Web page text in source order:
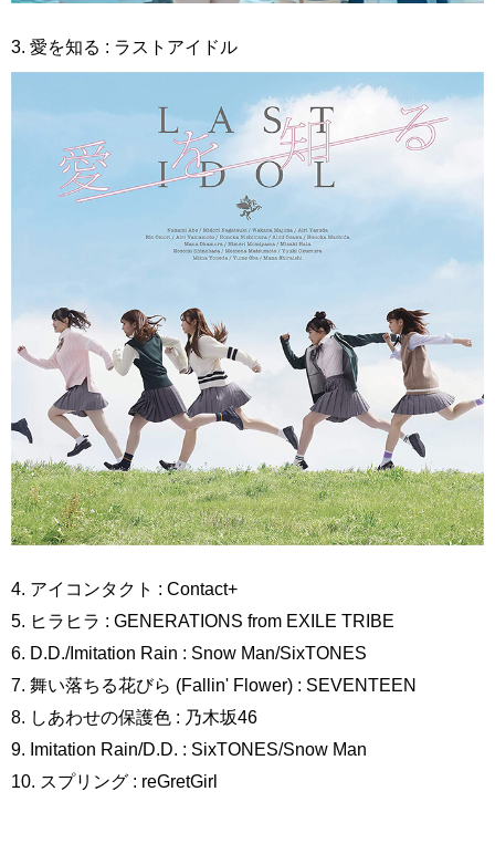
3. 愛を知る : ラストアイドル
4. アイコンタクト : Contact+
5. ヒラヒラ : GENERATIONS from EXILE TRIBE
6. D.D./Imitation Rain : Snow Man/SixTONES
7. 舞い落ちる花びら (Fallin' Flower) : SEVENTEEN
8. しあわせの保護色 : 乃木坂46
9. Imitation Rain/D.D. : SixTONES/Snow Man
10. スプリング : reGretGirl